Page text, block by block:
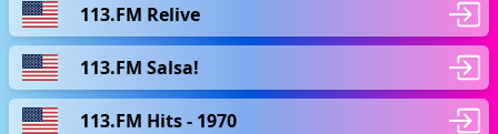
113.FM Relive
113.FM Salsa!
113.FM Hits - 1970